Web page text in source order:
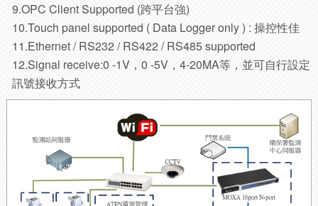
9.OPC Client Supported (跨平台強)
10.Touch panel supported ( Data Logger only ) : 操控性佳
11.Ethernet / RS232 / RS422 / RS485 supported
12.Signal receive:0 -1V，0 -5V，4-20MA等，並可自行設定
訊號接收方式